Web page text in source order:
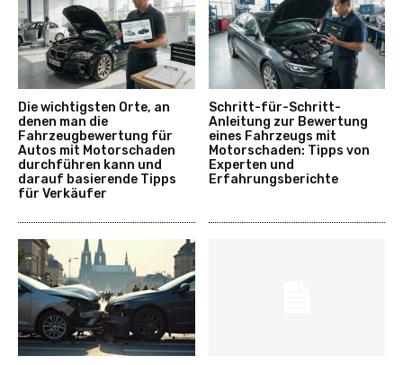
Die wichtigsten Orte, an
denen man die
Fahrzeugbewertung für
Autos mit Motorschaden
durchführen kann und
darauf basierende Tipps
für Verkäufer
Schritt-für-Schritt-
Anleitung zur Bewertung
eines Fahrzeugs mit
Motorschaden: Tipps von
Experten und
Erfahrungsberichte